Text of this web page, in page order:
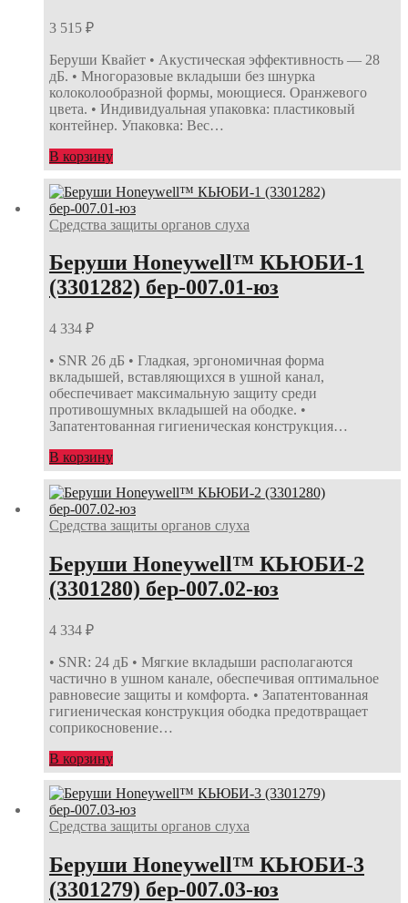
3 515 ₽
Беруши Квайет • Акустическая эффективность — 28
дБ. • Многоразовые вкладыши без шнурка
колоколообразной формы, моющиеся. Оранжевого
цвета. • Индивидуальная упаковка: пластиковый
контейнер. Упаковка: Вес…
В корзину
Средства защиты органов слуха
Беруши Honeywell™ КЬЮБИ-1
(3301282) бер-007.01-юз
4 334 ₽
• SNR 26 дБ • Гладкая, эргономичная форма
вкладышей, вставляющихся в ушной канал,
обеспечивает максимальную защиту среди
противошумных вкладышей на ободке. •
Запатентованная гигиеническая конструкция…
В корзину
Средства защиты органов слуха
Беруши Honeywell™ КЬЮБИ-2
(3301280) бер-007.02-юз
4 334 ₽
• SNR: 24 дБ • Мягкие вкладыши располагаются
частично в ушном канале, обеспечивая оптимальное
равновесие защиты и комфорта. • Запатентованная
гигиеническая конструкция ободка предотвращает
соприкосновение…
В корзину
Средства защиты органов слуха
Беруши Honeywell™ КЬЮБИ-3
(3301279) бер-007.03-юз